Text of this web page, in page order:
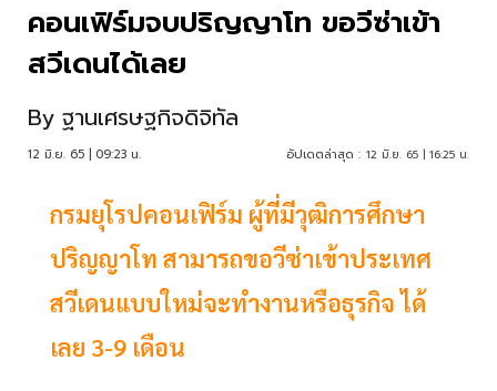
คอนเฟิร์มจบปริญญาโท ขอวีซ่าเข้า
สวีเดนได้เลย
By ฐานเศรษฐกิจดิจิทัล
12 มิ.ย. 65 | 09:23 น. อัปเดตล่าสุด : 12 มิ.ย. 65 | 16:25 น.
กรมยุโรปคอนเฟิร์ม ผู้ที่มีวุฒิการศึกษา
ปริญญาโท สามารถขอวีซ่าเข้าประเทศ
สวีเดนแบบใหม่จะทำงานหรือธุรกิจ ได้
เลย 3-9 เดือน